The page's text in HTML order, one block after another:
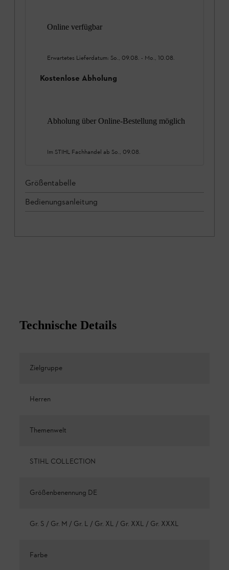
Online verfügbar
Erwartetes Lieferdatum: So., 09.08. - Mo., 10.08.
Kostenlose Abholung
Abholung über Online-Bestellung möglich
Im STIHL Fachhandel ab So., 09.08.
Größentabelle
Bedienungsanleitung
Technische Details
Zielgruppe
Herren
Themenwelt
STIHL COLLECTION
Größenbenennung DE
Gr. S / Gr. M / Gr. L / Gr. XL / Gr. XXL / Gr. XXXL
Farbe